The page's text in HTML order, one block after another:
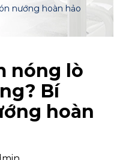
nướng hoàn hảo
nóng lò
Bí
hoàn